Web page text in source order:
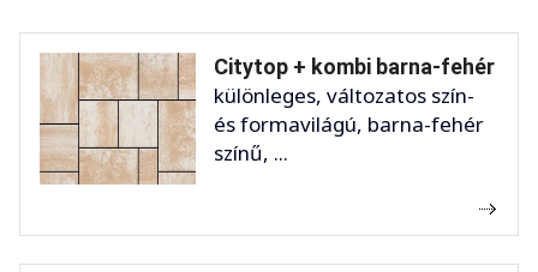
Citytop + kombi barna-fehér
különleges, változatos szín-
és formavilágú, barna-fehér
színű, ...